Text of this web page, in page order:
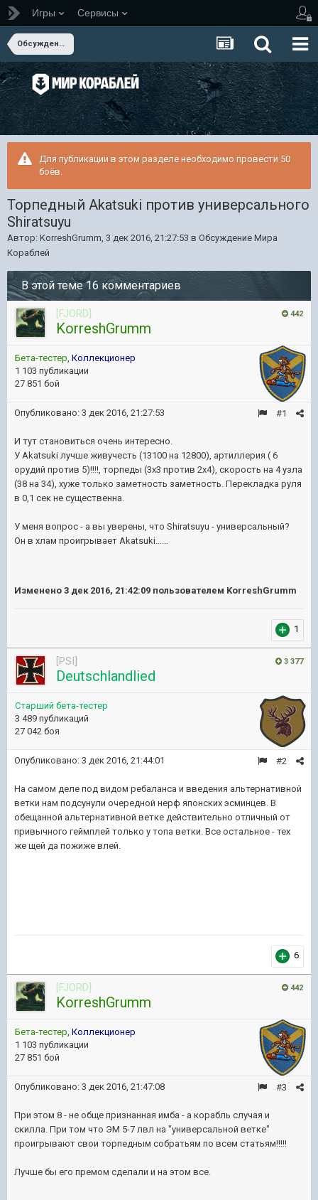
Игры Сервисы
Обсуждение Мира Кораблей
Для публикации в этом разделе необходимо провести 50
боёв.
Торпедный Akatsuki против универсального
Shiratsuyu
Автор: KorreshGrumm, 3 дек 2016, 21:27:53 в Обсуждение Мира
Кораблей
В этой теме 16 комментариев
442
[FJORD]
KorreshGrumm
Бета-тестер, Коллекционер
1 103 публикации
27 851 бой
#1
Опубликовано: 3 дек 2016, 21:27:53
И тут становиться очень интересно.
У Akatsuki лучше живучесть (13100 на 12800), артиллерия ( 6
орудий против 5)!!!!, торпеды (3х3 против 2х4), скорость на 4 узла
(38 на 34), хуже только заметность заметность. Перекладка руля
в 0,1 сек не существенна.
У меня вопрос - а вы уверены, что Shiratsuyu - универсальный?
Он в хлам проигрывает Akatsuki......
Изменено 3 дек 2016, 21:42:09 пользователем KorreshGrumm
1
3 377
[PSI]
Deutschlandlied
Старший бета-тестер
3 489 публикаций
27 042 боя
#2
Опубликовано: 3 дек 2016, 21:44:01
На самом деле под видом ребаланса и введения альтернативной
ветки нам подсунули очередной нерф японских эсминцев. В
обещанной альтернативной ветке действительно отличный от
привычного геймплей только у топа ветки. Все остальное - тех
же щей да пожиже влей.
6
442
[FJORD]
KorreshGrumm
Бета-тестер, Коллекционер
1 103 публикации
27 851 бой
#3
Опубликовано: 3 дек 2016, 21:47:08
При этом 8 - не обще признанная имба - а корабль случая и
скилла. При том что ЭМ 5-7 лвл на "универсальной ветке"
проигрывают свои торпедным собратьям по всем статьям!!!!!
Лучше бы его премом сделали и на этом все.